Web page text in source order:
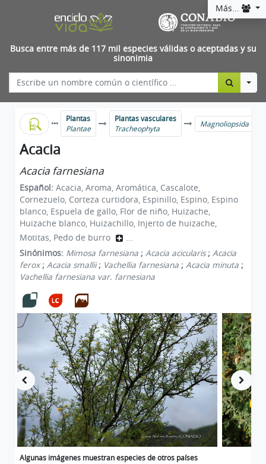
Más...
Busca entre más de 117 mil especies válidas o aceptadas y su
sinonimia
Plantas
Plantae
Plantas vasculares
Tracheophyta
Magnoliopsida
Acacia
Acacia farnesiana
Español: Acacia, Aroma, Aromática, Cascalote,
Cornezuelo, Corteza curtidora, Espinillo, Espino, Espino
blanco, Espuela de gallo, Flor de niño, Huizache,
Huizache blanco, Huizachillo, Injerto de huizache,
Motitas, Pedo de burro
...
Sinónimos: Mimosa farnesiana ; Acacia acicularis ; Acacia
ferox ; Acacia smallii ; Vachellia farnesiana ; Acacia minuta ;
Vachellia farnesiana var. farnesiana
Algunas imágenes muestran especies de otros países